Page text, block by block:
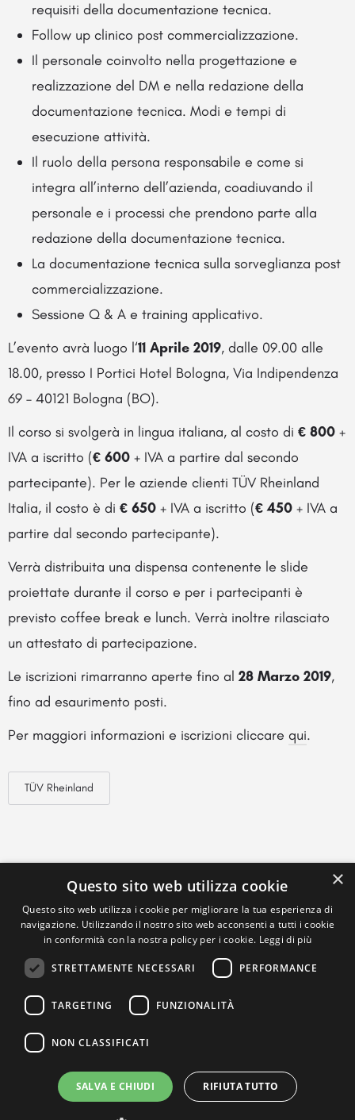
requisiti della documentazione tecnica.
Follow up clinico post commercializzazione.
Il personale coinvolto nella progettazione e
realizzazione del DM e nella redazione della
documentazione tecnica. Modi e tempi di
esecuzione attività.
Il ruolo della persona responsabile e come si
integra all’interno dell’azienda, coadiuvando il
personale e i processi che prendono parte alla
redazione della documentazione tecnica.
La documentazione tecnica sulla sorveglianza post
commercializzazione.
Sessione Q & A e training applicativo.
L’evento avrà luogo l‘11 Aprile 2019, dalle 09.00 alle
18.00, presso I Portici Hotel Bologna, Via Indipendenza
69 – 40121 Bologna (BO).
Il corso si svolgerà in lingua italiana, al costo di € 800 +
IVA a iscritto (€ 600 + IVA a partire dal secondo
partecipante). Per le aziende clienti TÜV Rheinland
Italia, il costo è di € 650 + IVA a iscritto (€ 450 + IVA a
partire dal secondo partecipante).
Verrà distribuita una dispensa contenente le slide
proiettate durante il corso e per i partecipanti è
previsto coffee break e lunch. Verrà inoltre rilasciato
un attestato di partecipazione.
Le iscrizioni rimarranno aperte fino al 28 Marzo 2019,
fino ad esaurimento posti.
Per maggiori informazioni e iscrizioni cliccare qui.
TÜV Rheinland
×
Questo sito web utilizza cookie
Questo sito web utilizza i cookie per migliorare la tua esperienza di
navigazione. Utilizzando il nostro sito web acconsenti a tutti i cookie
in conformità con la nostra policy per i cookie. Leggi di più
STRETTAMENTE NECESSARI PERFORMANCE
TARGETING FUNZIONALITÀ
NON CLASSIFICATI
SALVA E CHIUDI RIFIUTA TUTTO